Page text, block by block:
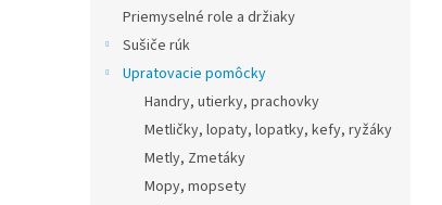
Priemyselné role a držiaky
Sušiče rúk
Upratovacie pomôcky
Handry, utierky, prachovky
Metličky, lopaty, lopatky, kefy, ryžáky
Metly, Zmetáky
Mopy, mopsety